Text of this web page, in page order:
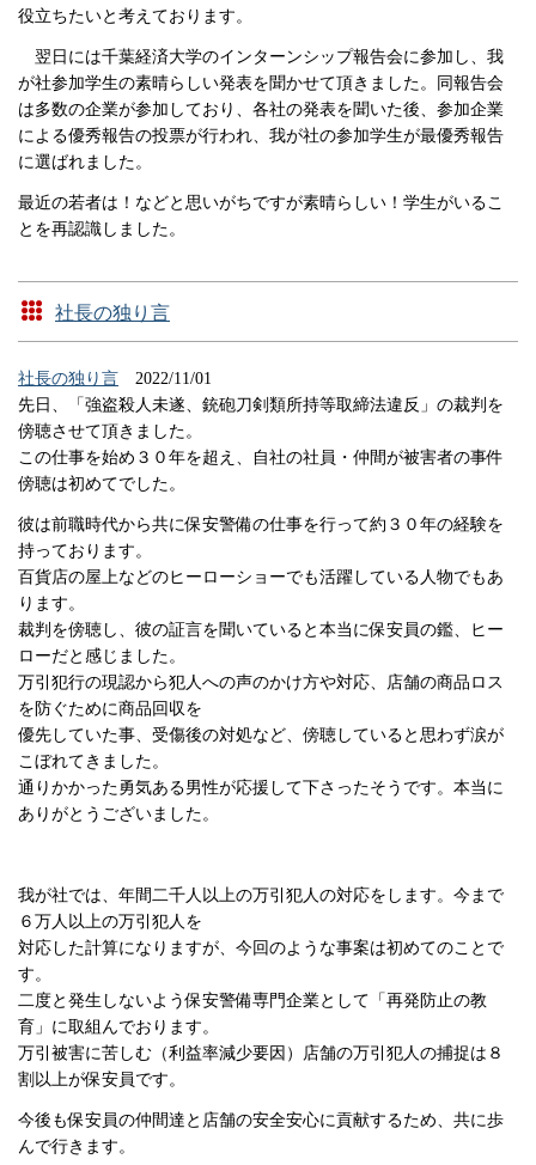
役立ちたいと考えております。
翌日には千葉経済大学のインターンシップ報告会に参加し、我
が社参加学生の素晴らしい発表を聞かせて頂きました。同報告会
は多数の企業が参加しており、各社の発表を聞いた後、参加企業
による優秀報告の投票が行われ、我が社の参加学生が最優秀報告
に選ばれました。
最近の若者は！などと思いがちですが素晴らしい！学生がいるこ
とを再認識しました。
社長の独り言
社長の独り言 2022/11/01
先日、「強盗殺人未遂、銃砲刀剣類所持等取締法違反」の裁判を
傍聴させて頂きました。
この仕事を始め３０年を超え、自社の社員・仲間が被害者の事件
傍聴は初めてでした。
彼は前職時代から共に保安警備の仕事を行って約３０年の経験を
持っております。
百貨店の屋上などのヒーローショーでも活躍している人物でもあ
ります。
裁判を傍聴し、彼の証言を聞いていると本当に保安員の鑑、ヒー
ローだと感じました。
万引犯行の現認から犯人への声のかけ方や対応、店舗の商品ロス
を防ぐために商品回収を
優先していた事、受傷後の対処など、傍聴していると思わず涙が
こぼれてきました。
通りかかった勇気ある男性が応援して下さったそうです。本当に
ありがとうございました。
我が社では、年間二千人以上の万引犯人の対応をします。今まで
６万人以上の万引犯人を
対応した計算になりますが、今回のような事案は初めてのことで
す。
二度と発生しないよう保安警備専門企業として「再発防止の教
育」に取組んでおります。
万引被害に苦しむ（利益率減少要因）店舗の万引犯人の捕捉は８
割以上が保安員です。
今後も保安員の仲間達と店舗の安全安心に貢献するため、共に歩
んで行きます。